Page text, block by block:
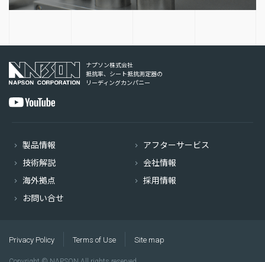
ナプソン株式会社
抵抗率、シート抵抗測定器の
リーディングカンパニー
製品情報
アフターサービス
技術解説
会社情報
海外拠点
採用情報
お問い合せ
Privacy Policy Terms of Use Site map